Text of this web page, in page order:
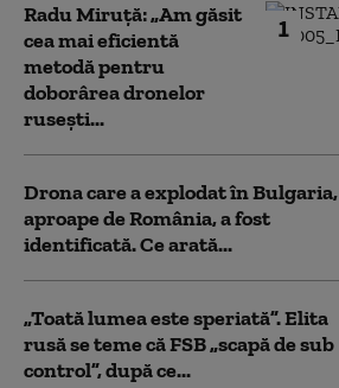
1
Radu Miruță: „Am găsit
cea mai eficientă
metodă pentru
doborârea dronelor
rusești...
Drona care a explodat în Bulgaria,
aproape de România, a fost
identificată. Ce arată...
„Toată lumea este speriată”. Elita
rusă se teme că FSB „scapă de sub
control”, după ce...